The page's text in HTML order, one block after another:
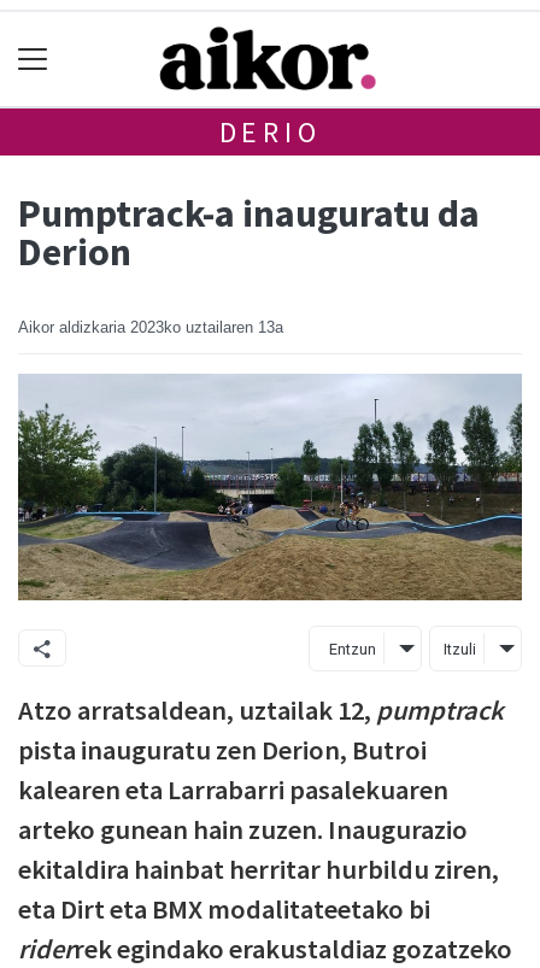
DERIO
Pumptrack-a inauguratu da
Derion
Aikor aldizkaria 2023ko uztailaren 13a
Entzun Itzuli
Atzo arratsaldean, uztailak 12, pumptrack
pista inauguratu zen Derion, Butroi
kalearen eta Larrabarri pasalekuaren
arteko gunean hain zuzen. Inaugurazio
ekitaldira hainbat herritar hurbildu ziren,
eta Dirt eta BMX modalitateetako bi
riderrek egindako erakustaldiaz gozatzeko